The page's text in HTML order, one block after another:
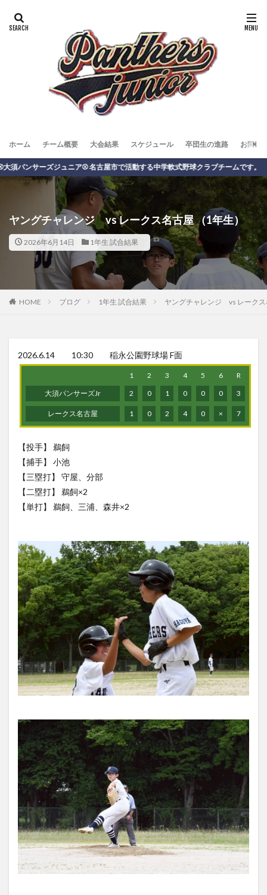
ホーム チーム概要 大会結果 スケジュール 卒団生の進路 お問い
サーズジュニア⚾️ 名古屋市で活動する中学軟式野球クラブチームです。
ヤングチャレンジ vs レークス名古屋 （1年生）
2026年6月14日 1年生 試合結果
HOME ブログ 1年生 試合結果 ヤングチャレンジ vs レークス
2026.6.14 10:30 稲永公園野球場 F面
1 2 3 4 5 6
R
大須パンサーズJr
2 0 1 0 0 0 3
レークス名古屋 1 0 2 4 0 × 7
【投手】 鵜飼
【捕手】 小池
【三塁打】 守屋、分部
【二塁打】 鵜飼×2
【単打】 鵜飼、三浦、森井×2